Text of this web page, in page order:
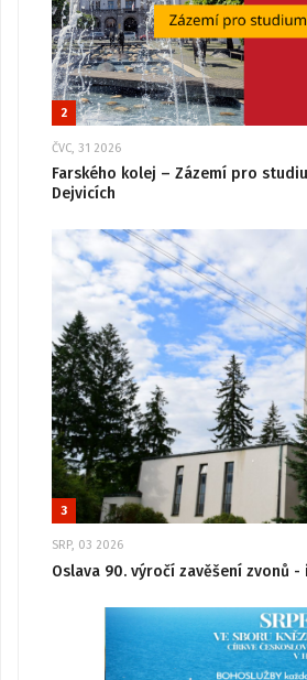
2
ČVC, 31 2026
Farského kolej – Zázemí pro
Dejvicích
3
SRP, 03 2026
Oslava 90. výročí zavěšení zvonů -